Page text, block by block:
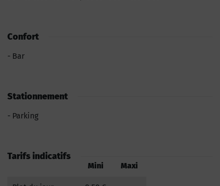
Confort
Bar
Stationnement
Parking
Tarifs indicatifs
Mini Maxi